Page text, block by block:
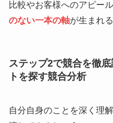
比較やお客様へのアピール
のない一本の軸が生まれ
ステップ2で競合を徹
トを探す競合分析
自分自身のことを深く理